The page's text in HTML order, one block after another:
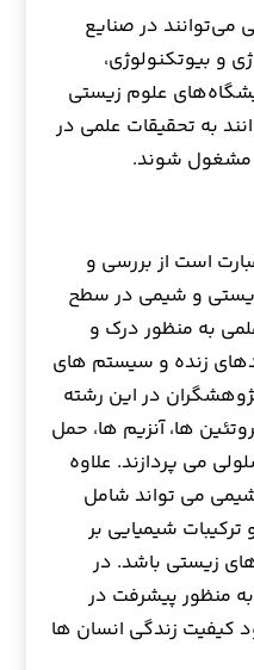
می‌توانند در صنایع
و بیوتکنولوژی،
علوم زیستی
به تحقیقات علمی در
مشغول شوند.
است از بررسی و
زیستی و شیمی در سطح
به منظور درک و
زنده و سیستم های
در این رشته
ها، آنزیم ها، حمل
می پردازند. علاوه
می تواند شامل
ترکیبات شیمیایی بر
زیستی باشد. در
منظور پیشرفت در
کیفیت زندگی انسان ها